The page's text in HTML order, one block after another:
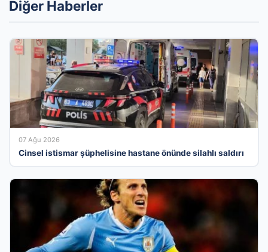
Diğer Haberler
07 Ağu 2026
Cinsel istismar şüphelisine hastane önünde silahlı saldırı